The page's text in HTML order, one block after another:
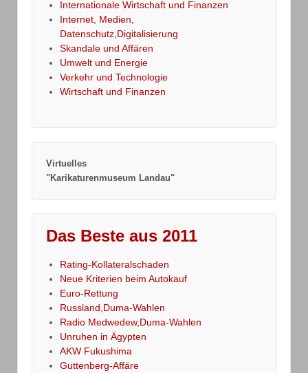
Internationale Wirtschaft und Finanzen
Internet, Medien,
Datenschutz,Digitalisierung
Skandale und Affären
Umwelt und Energie
Verkehr und Technologie
Wirtschaft und Finanzen
Virtuelles
"Karikaturenmuseum Landau"
Das Beste aus 2011
Rating-Kollateralschaden
Neue Kriterien beim Autokauf
Euro-Rettung
Russland,Duma-Wahlen
Radio Medwedew,Duma-Wahlen
Unruhen in Ägypten
AKW Fukushima
Guttenberg-Affäre